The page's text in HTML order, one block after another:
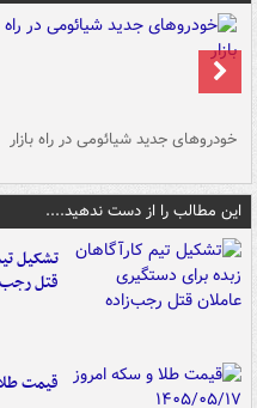
خودروهای جدید شیائومی در راه بازار
این مطالب را از دست ندهید....
تشکیل
قتل
قیمت طلا و